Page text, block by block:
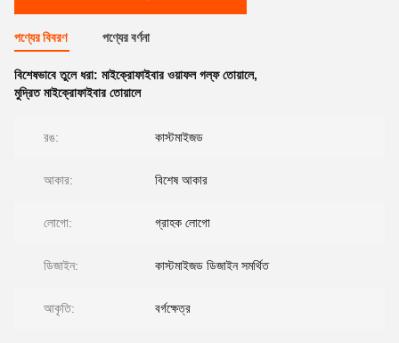
পণ্যের বিবরণ পণ্যের বর্ণনা
বিশেষভাবে তুলে ধরা: মাইক্রোফাইবার ওয়াফল গল্ফ তোয়ালে,
মুদ্রিত মাইক্রোফাইবার তোয়ালে
রঙ: কাস্টমাইজড
আকার: বিশেষ আকার
লোগো: গ্রাহক লোগো
ডিজাইন: কাস্টমাইজড ডিজাইন সমর্থিত
আকৃতি: বর্গক্ষেত্র